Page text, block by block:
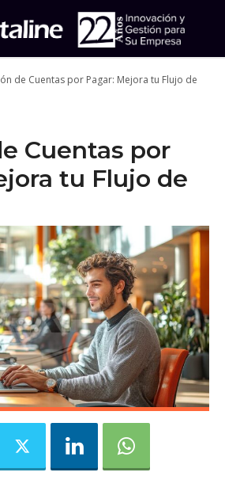
de Cuentas por Pagar: Mejora tu Flujo de
Cuentas por
tu Flujo de